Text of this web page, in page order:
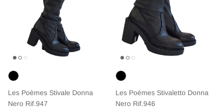
Les Poèmes Stivale Donna
Nero Rif.947
Les Poèmes Stivaletto Donna
Nero Rif.946